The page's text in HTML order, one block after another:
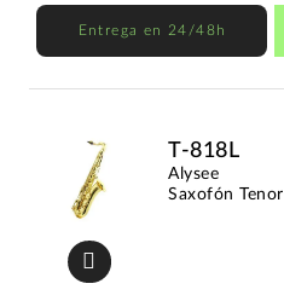
Entrega en 24/48h
T-818L
Alysee
Saxofón Tenor